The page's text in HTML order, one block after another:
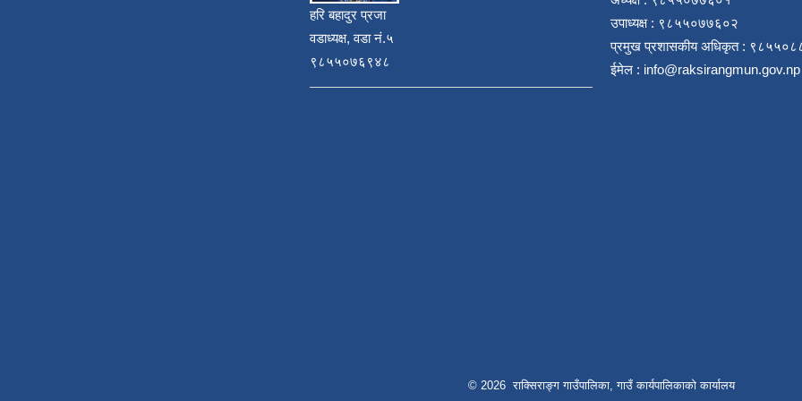
हरि बहादुर प्रजा
वडाध्यक्ष, वडा नं.५
९८५५०७६९४८
उपाध्यक्ष : ९८५५०७७६०२
प्रमुख प्रशासकीय अधिकृत :
ईमेल : info@raksirangmun.gov.np
© 2026 राक्सिराङ्ग गाउँपालिका, गाउँ कार्यपालिकाको कार्यालय